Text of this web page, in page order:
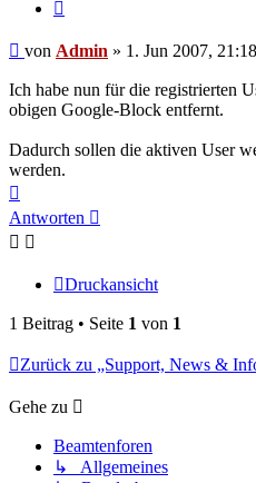
Beitrag
von Admin » 1. Jun 2007, 21:18
Ich habe nun für die registrierten
obigen Google-Block entfernt.
Dadurch sollen die aktiven User
werden.
oben
Antworten
Druckansicht
1 Beitrag • Seite 1 von 1
Zurück zu „Support, News &
Gehe zu
Beamtenforen
↳ Allgemeines